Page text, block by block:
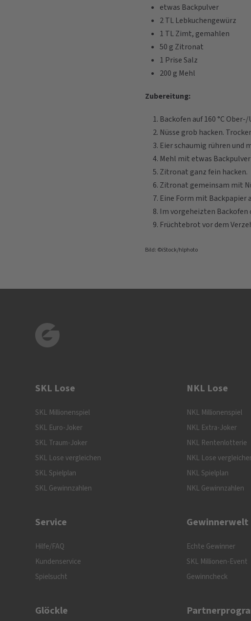
etwas Backpulver
2 TL Lebkuchengewürz
1 TL Zimt, gemahlen
50 g Zitronat
1 Prise Salz
200 g Mehl
Zubereitung:
Backofen auf 160 °C
Nüsse grob hacken.
Eier schaumig rühren und
Mehl mit etwas
Zitronat ganz fein hacken.
Zitronat gemeinsam mit
Eine Form mit Backpapier
Im vorgeheizten Backofen
Früchtebrot vor dem
Bild: ©iStock/hlphoto
SKL Lose
SKL Millionenspiel
SKL Euro-Joker
SKL Traum-Joker
SKL Lose vergleichen
SKL Spielplan
SKL Gewinnzahlen
Service
Hilfe/FAQ
Kundenservice
Spielsucht
Glöckle
NKL Lose
NKL Millionenspiel
NKL Extra-Joker
NKL Rentenlotterie
NKL Lose
NKL Spielplan
NKL Gewinnzahlen
Gewinnerwelt
Echte Gewinner
SKL Millionen-Event
Gewinncheck